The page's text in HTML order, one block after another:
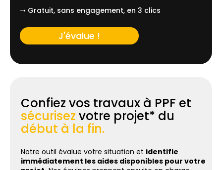
➝ Gratuit, sans engagement, en 3 clics
J'évalue !
Confiez vos travaux à PPF et
sécurisez votre projet* du
début à la fin.
Notre outil évalue votre situation et identifie
immédiatement les aides disponibles pour votre